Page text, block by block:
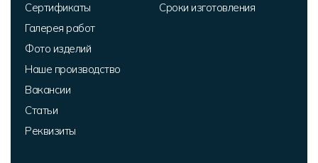
Сертификаты
Галерея работ
Фото изделий
Наше производство
Вакансии
Статьи
Реквизиты
Сроки изготовления